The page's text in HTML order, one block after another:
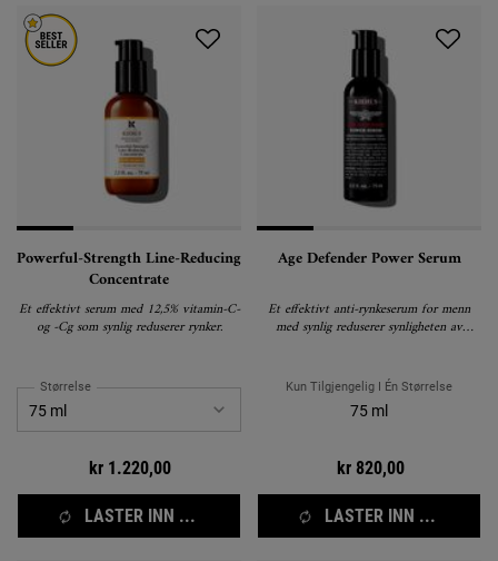
Powerful-Strength Line-Reducing
Concentrate
Et effektivt serum med 12,5% vitamin-C-
og -Cg som synlig reduserer rynker.
Størrelse
kr 1.220,00
LASTER INN ...
Age Defender Power Serum
Et effektivt anti-rynkeserum for menn
med synlig reduserer synligheten av
Kun Tilgjengelig I Én Størrelse
75 ml
kr 820,00
LASTER INN ...